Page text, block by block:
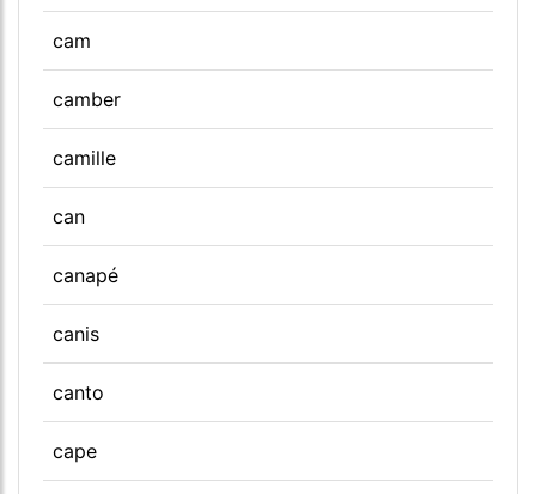
cam
camber
camille
can
canapé
canis
canto
cape